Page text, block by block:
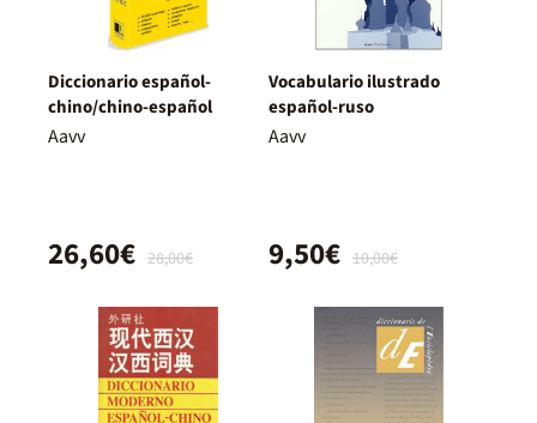
Diccionario español-
chino/chino-español
Aavv
28,00€
26,60€
Vocabulario ilustrado
español-ruso
Aavv
10,00€
9,50€